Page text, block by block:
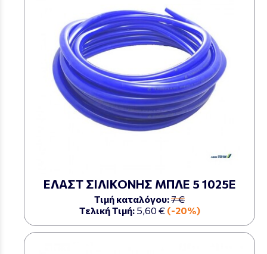
ΕΛΑΣΤ ΣΙΛΙΚΟΝΗΣ ΜΠΛΕ 5 1025Ε
Τιμή καταλόγου:7 €
Τελική Τιμή: 5,60 € (-20%)